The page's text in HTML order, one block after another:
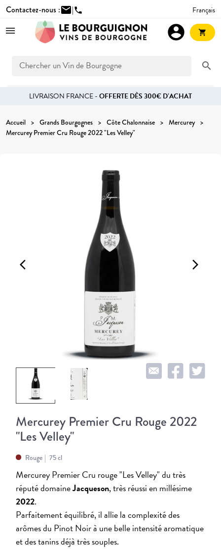
Contactez-nous :mail|phone Français
search
account_circle shopping_cart
LIVRAISON FRANCE -OFFERTE DÈS 300€ D’ACHAT
Accueil Grands Bourgognes Côte Chalonnaise
Mercurey
Mercurey Premier Cru Rouge 2022 "Les Velley"
arrow_forward_ios
arrow_back_ios
Mercurey Premier Cru Rouge 2022
"Les Velley"
Rouge 75 cl
Mercurey Premier Cru rouge "Les Velley" du très
réputé domaineJacqueson, très réussi en millésime
2022.
Parfaitement équilibré, il allie la complexité des
arômes du Pinot Noir à une belle intensité aromatique
et des tanins déjà très souples.